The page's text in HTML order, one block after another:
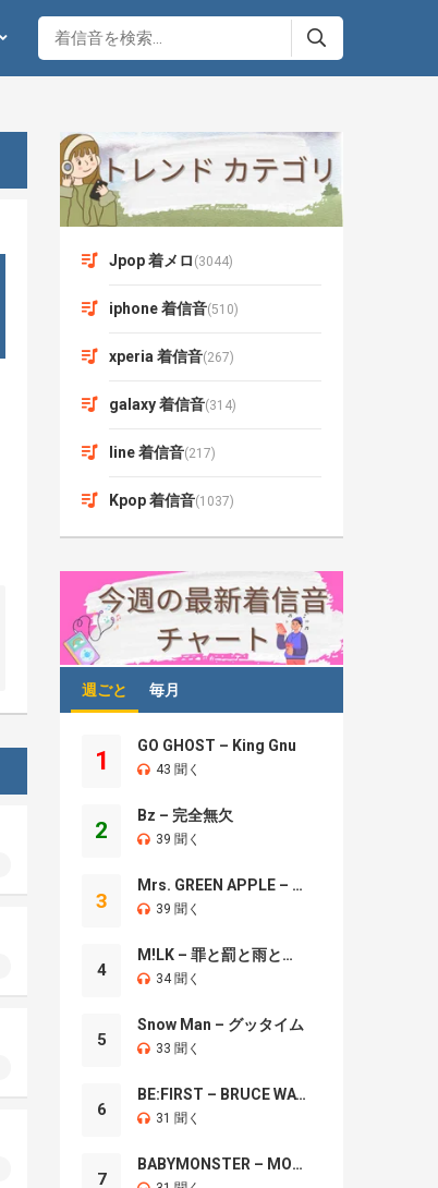
Jpop 着メロ (3044)
iphone 着信音(510)
xperia 着信音(267)
galaxy 着信音(314)
line 着信音(217)
Kpop 着信音(1037)
週ごと 毎月
1
GO GHOST – King Gnu
43 聞く
2
Bz – 完全無欠
39 聞く
3
Mrs. GREEN APPLE – Brand New
39 聞く
4
M!LK – 罪と罰と雨とキス
34 聞く
5
Snow Man – グッタイム
33 聞く
6
BE:FIRST – BRUCE WAYNE
31 聞く
7
BABYMONSTER – MOON